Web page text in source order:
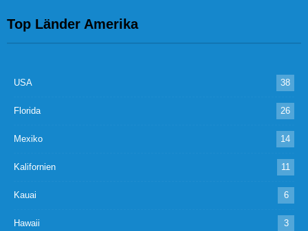
Top Länder Amerika
USA 38
Florida 26
Mexiko 14
Kalifornien 11
Kauai 6
Hawaii 3